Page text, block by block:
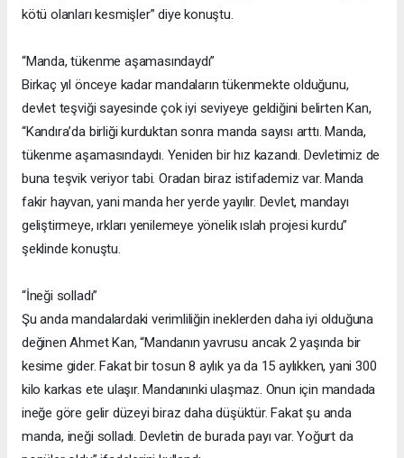
kötü olanları kesmişler” diye konuştu.
“Manda, tükenme aşamasındaydı”
Birkaç yıl önceye kadar mandaların tükenmekte olduğunu,
devlet teşviği sayesinde çok iyi seviyeye geldiğini belirten Kan,
“Kandıra’da birliği kurduktan sonra manda sayısı arttı. Manda,
tükenme aşamasındaydı. Yeniden bir hız kazandı. Devletimiz de
buna teşvik veriyor tabi. Oradan biraz istifademiz var. Manda
fakir hayvan, yani manda her yerde yayılır. Devlet, mandayı
geliştirmeye, ırkları yenilemeye yönelik ıslah projesi kurdu”
şeklinde konuştu.
“İneği solladı”
Şu anda mandalardaki verimliliğin ineklerden daha iyi olduğuna
değinen Ahmet Kan, “Mandanın yavrusu ancak 2 yaşında bir
kesime gider. Fakat bir tosun 8 aylık ya da 15 aylıkken, yani 300
kilo karkas ete ulaşır. Mandanınki ulaşmaz. Onun için mandada
ineğe göre gelir düzeyi biraz daha düşüktür. Fakat şu anda
manda, ineği solladı. Devletin de burada payı var. Yoğurt da